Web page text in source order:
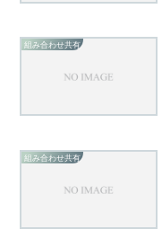
組み合わせ共有
組み合わせ共有